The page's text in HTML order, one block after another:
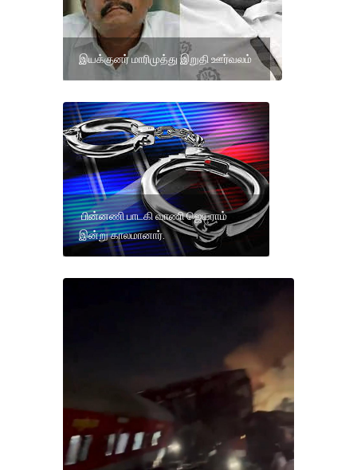
இயக்குனர் மாரிமுத்து இறுதி ஊர்வலம்
பின்னணி பாடகி வாணி ஜெயராம்
இன்று காலமானார்.